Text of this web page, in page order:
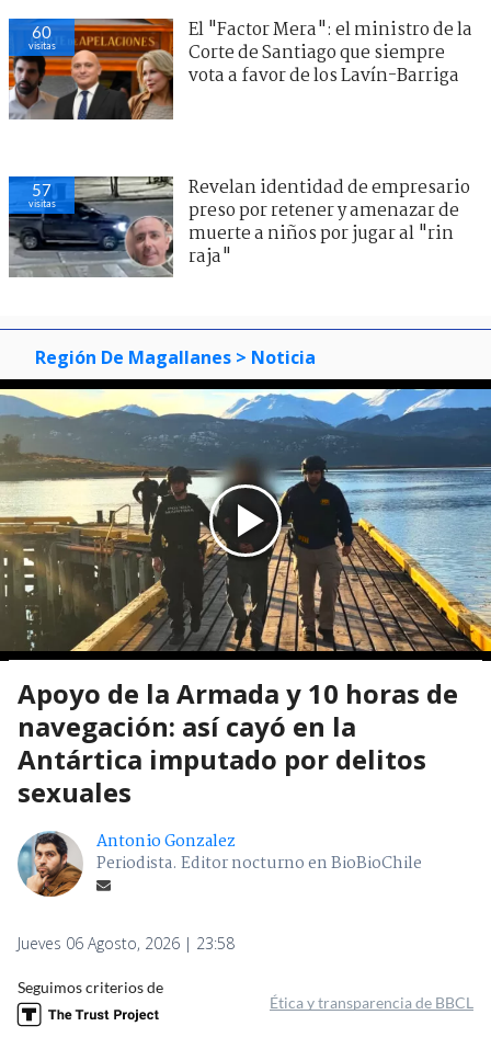
60
visitas
El "Factor Mera": el ministro de la
Corte de Santiago que siempre
vota a favor de los Lavín-Barriga
57
visitas
Revelan identidad de empresario
preso por retener y amenazar de
muerte a niños por jugar al "rin
raja"
Región De Magallanes > Noticia
Apoyo de la Armada y 10 horas de
navegación: así cayó en la
Antártica imputado por delitos
sexuales
Antonio Gonzalez
Periodista. Editor nocturno en BioBioChile
Jueves 06 Agosto, 2026 | 23:58
Seguimos criterios de
Ética y transparencia de BBCL